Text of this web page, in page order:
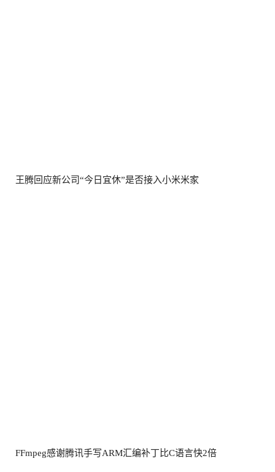
王腾回应新公司“今日宜休”是否接入小米米家
FFmpeg感谢腾讯手写ARM汇编补丁比C语言快2倍